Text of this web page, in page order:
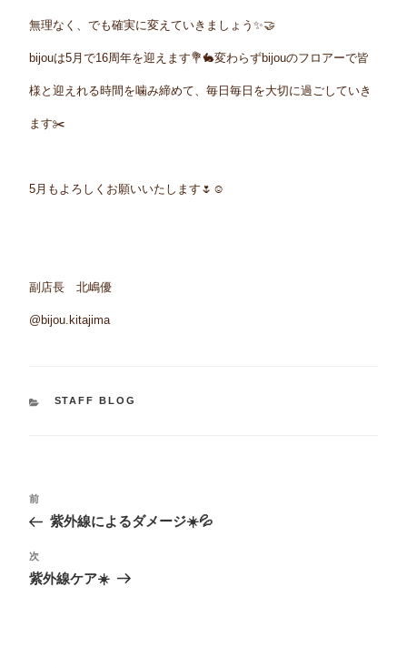
無理なく、でも確実に変えていきましょう✨🤝
bijouは5月で16周年を迎えます💐🐇変わらずbijouのフロアーで皆
様と迎えれる時間を噛み締めて、毎日毎日を大切に過ごしていき
ます✂️
5月もよろしくお願いいたします🌷☺️
副店長 北嶋優
@bijou.kitajima
カ
STAFF BLOG
投
稿
ナ
ビ
過
去
の
稿
前
紫外線によるダメージ☀️💦
次
の
投
次
紫外線ケア☀️